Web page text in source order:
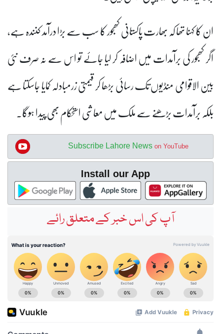
ان کا کہنا تھا کہ بھارت پاکستانی کھجور کا سب سے بڑا درآمد کنندہ ہے،
اگر کھجور کی برآمدات میں اضافہ کر لیا جائے تو اس سے نہ صرف نئی
بین الاقوامی منڈیوں تک رسائی بڑھا کر قیمتی زرمبادلہ کمایا جاسکتا ہے
بلکہ برآمدات بڑھنے سے ملک میں معاشی استحکام بھی پیدا ہوگا۔
Subscribe Lahore News on YouTube
Install our App
آپ کی اس خبر کے متعلق رائے